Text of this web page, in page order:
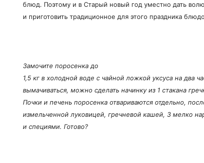
блюд. Поэтому и в Старый новый год уместно дать
и приготовить традиционное для этого праздника
Замочите поросенка до
1,5 кг в холодной воде с чайной ложкой уксуса на два
вымачиваться, можно сделать начинку из 1 стакана
Почки и печень поросенка отвариваются отдельно,
измельченной луковицей, гречневой кашей, 3 мелко
и специями. Готово?